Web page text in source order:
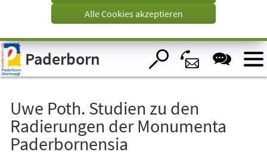
Visuelle
Assistenzsoftware
öffnen.
Alle Cookies akzeptieren
Paderborn
Uwe Poth. Studien zu den
Radierungen der Monumenta
Paderbornensia